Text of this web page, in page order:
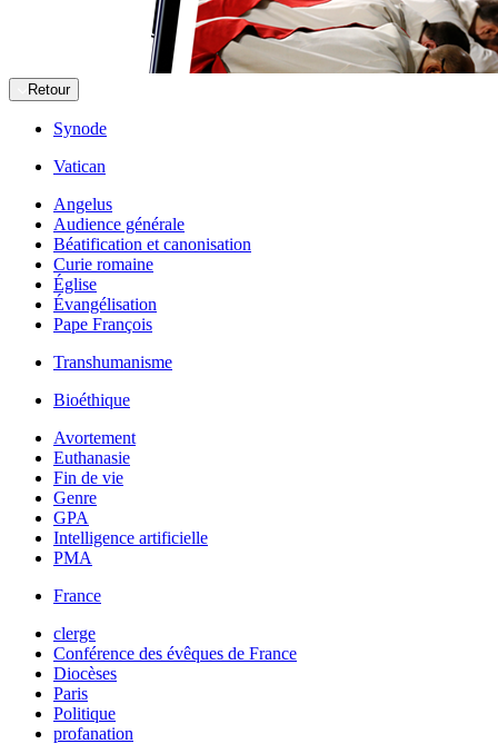
Retour
Synode
Vatican
Angelus
Audience générale
Béatification et canonisation
Curie romaine
Église
Évangélisation
Pape François
Transhumanisme
Bioéthique
Avortement
Euthanasie
Fin de vie
Genre
GPA
Intelligence artificielle
PMA
France
clerge
Conférence des évêques de France
Diocèses
Paris
Politique
profanation